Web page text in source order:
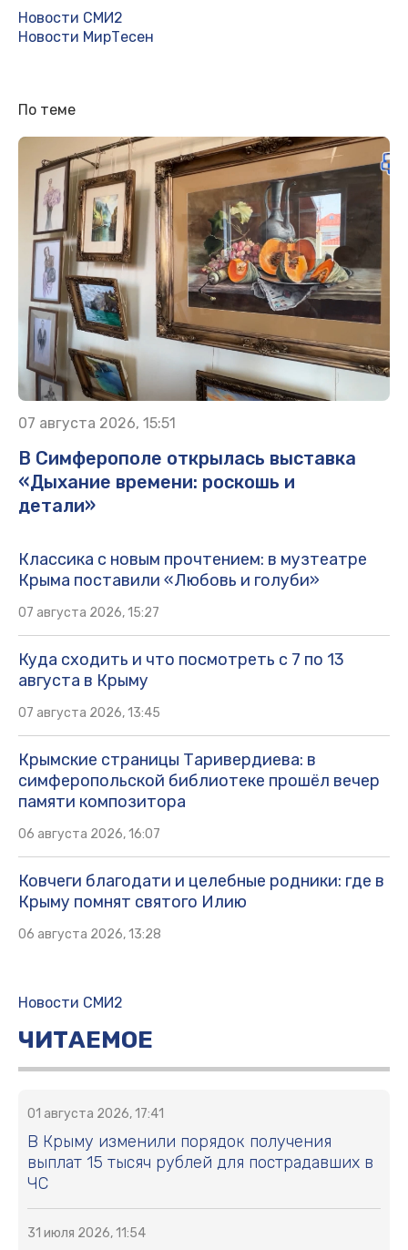
Новости СМИ2
Новости МирТесен
По теме
07 августа 2026, 15:51
В Симферополе открылась выставка
«Дыхание времени: роскошь и
детали»
Классика с новым прочтением: в музтеатре
Крыма поставили «Любовь и голуби»
07 августа 2026, 15:27
Куда сходить и что посмотреть с 7 по 13
августа в Крыму
07 августа 2026, 13:45
Крымские страницы Таривердиева: в
симферопольской библиотеке прошёл вечер
памяти композитора
06 августа 2026, 16:07
Ковчеги благодати и целебные родники: где в
Крыму помнят святого Илию
06 августа 2026, 13:28
Новости СМИ2
ЧИТАЕМОЕ
01 августа 2026, 17:41
В Крыму изменили порядок получения
выплат 15 тысяч рублей для пострадавших в
ЧС
31 июля 2026, 11:54